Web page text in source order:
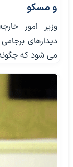
و مسکو
وزیر امور
دیدارهای
می شود که